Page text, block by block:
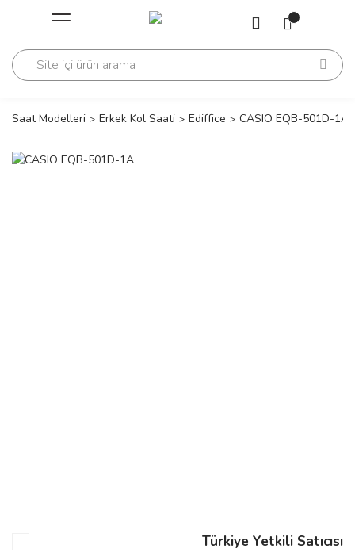
Geri Dön
Geri Dön
Saat Modelleri Erkek Kol Saati Ediffice CASIO EQB-501D-1A
Türkiye Yetkili Satıcısı